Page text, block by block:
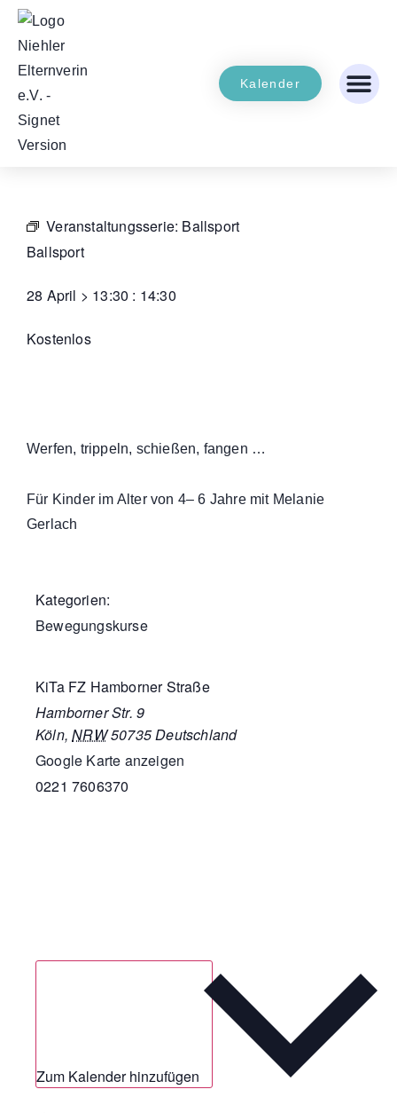
Kalender
Veranstaltungsserie: Ballsport
Ballsport
28 April > 13:30 : 14:30
Kostenlos
Werfen, trippeln, schießen, fangen …
Für Kinder im Alter von 4– 6 Jahre mit Melanie
Gerlach
Kategorien:
Bewegungskurse
KiTa FZ Hamborner Straße
Hamborner Str. 9
Köln, NRW50735Deutschland
Google Karte anzeigen
0221 7606370
Zum Kalender hinzufügen